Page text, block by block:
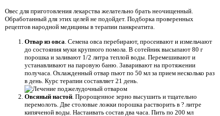
Овес для приготовления лекарства желательно брать неочищенный.
Обработанный для этих целей не подойдет. Подборка проверенных
рецептов народной медицины в терапии панкреатита.
Отвар из овса . Семена овса перебирают, просеивают и измельчают
до состояния муки крупного помола. В сотейник высыпают 80 г
порошка и заливают 1/2 литра теплой воды. Перемешивают и
устанавливают на паровую баню. Заваривают на протяжении
получаса. Охлажденный отвар пьют по 50 мл за прием несколько раз
в день. Курс терапии составляет 21 день.
Овсяный настой . Пророщенное зерно высушить и тщательно
перемолоть. Две столовые ложки порошка растворить в ? литре
кипяченой воды. Настаивать состав два часа. Пить по 200 мл